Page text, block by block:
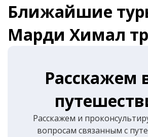
Ближайшие
Марди Химал
Расскажем
Расскажем и
вопросам связанным с